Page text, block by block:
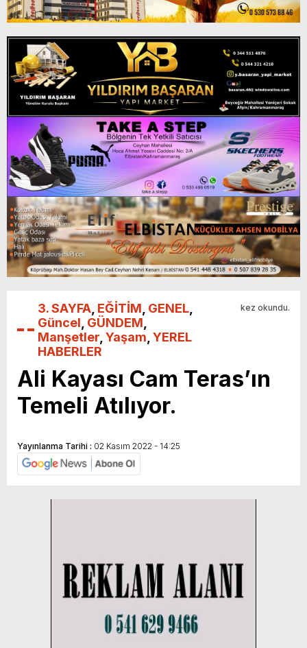
3. SAYFA EĞİTİM GENEL
Güncel GÜNDEM
Manşetler Yaşam YEREL
HABERLER
kez okundu.
Ali Kayası Cam Teras’ın
Temeli Atılıyor.
Yayınlanma Tarihi : 02 Kasım 2022 - 14:25